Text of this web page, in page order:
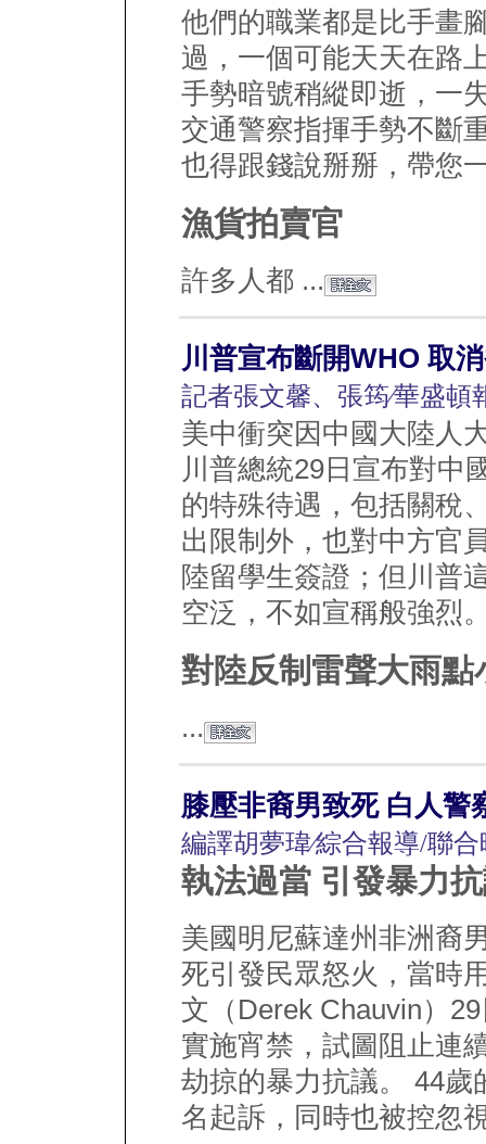
他們的職業都是比手畫
過，一個可能天天在路
手勢暗號稍縱即逝，一
交通警察指揮手勢不斷
也得跟錢說掰掰，帶您
漁貨拍賣官
許多人都 ...
川普宣布斷開WHO 取
記者張文馨、張筠∕華盛頓
美中衝突因中國大陸人
川普總統29日宣布對中
的特殊待遇，包括關稅
出限制外，也對中方官
陸留學生簽證；但川普
空泛，不如宣稱般強烈
對陸反制雷聲大雨點
...
膝壓非裔男致死 白人警
編譯胡夢瑋∕綜合報導/聯
執法過當 引發暴力
美國明尼蘇達州非洲裔
死引發民眾怒火，當時
文（Derek Chauvin）
實施宵禁，試圖阻止連
劫掠的暴力抗議。 44歲
名起訴，同時也被控忽